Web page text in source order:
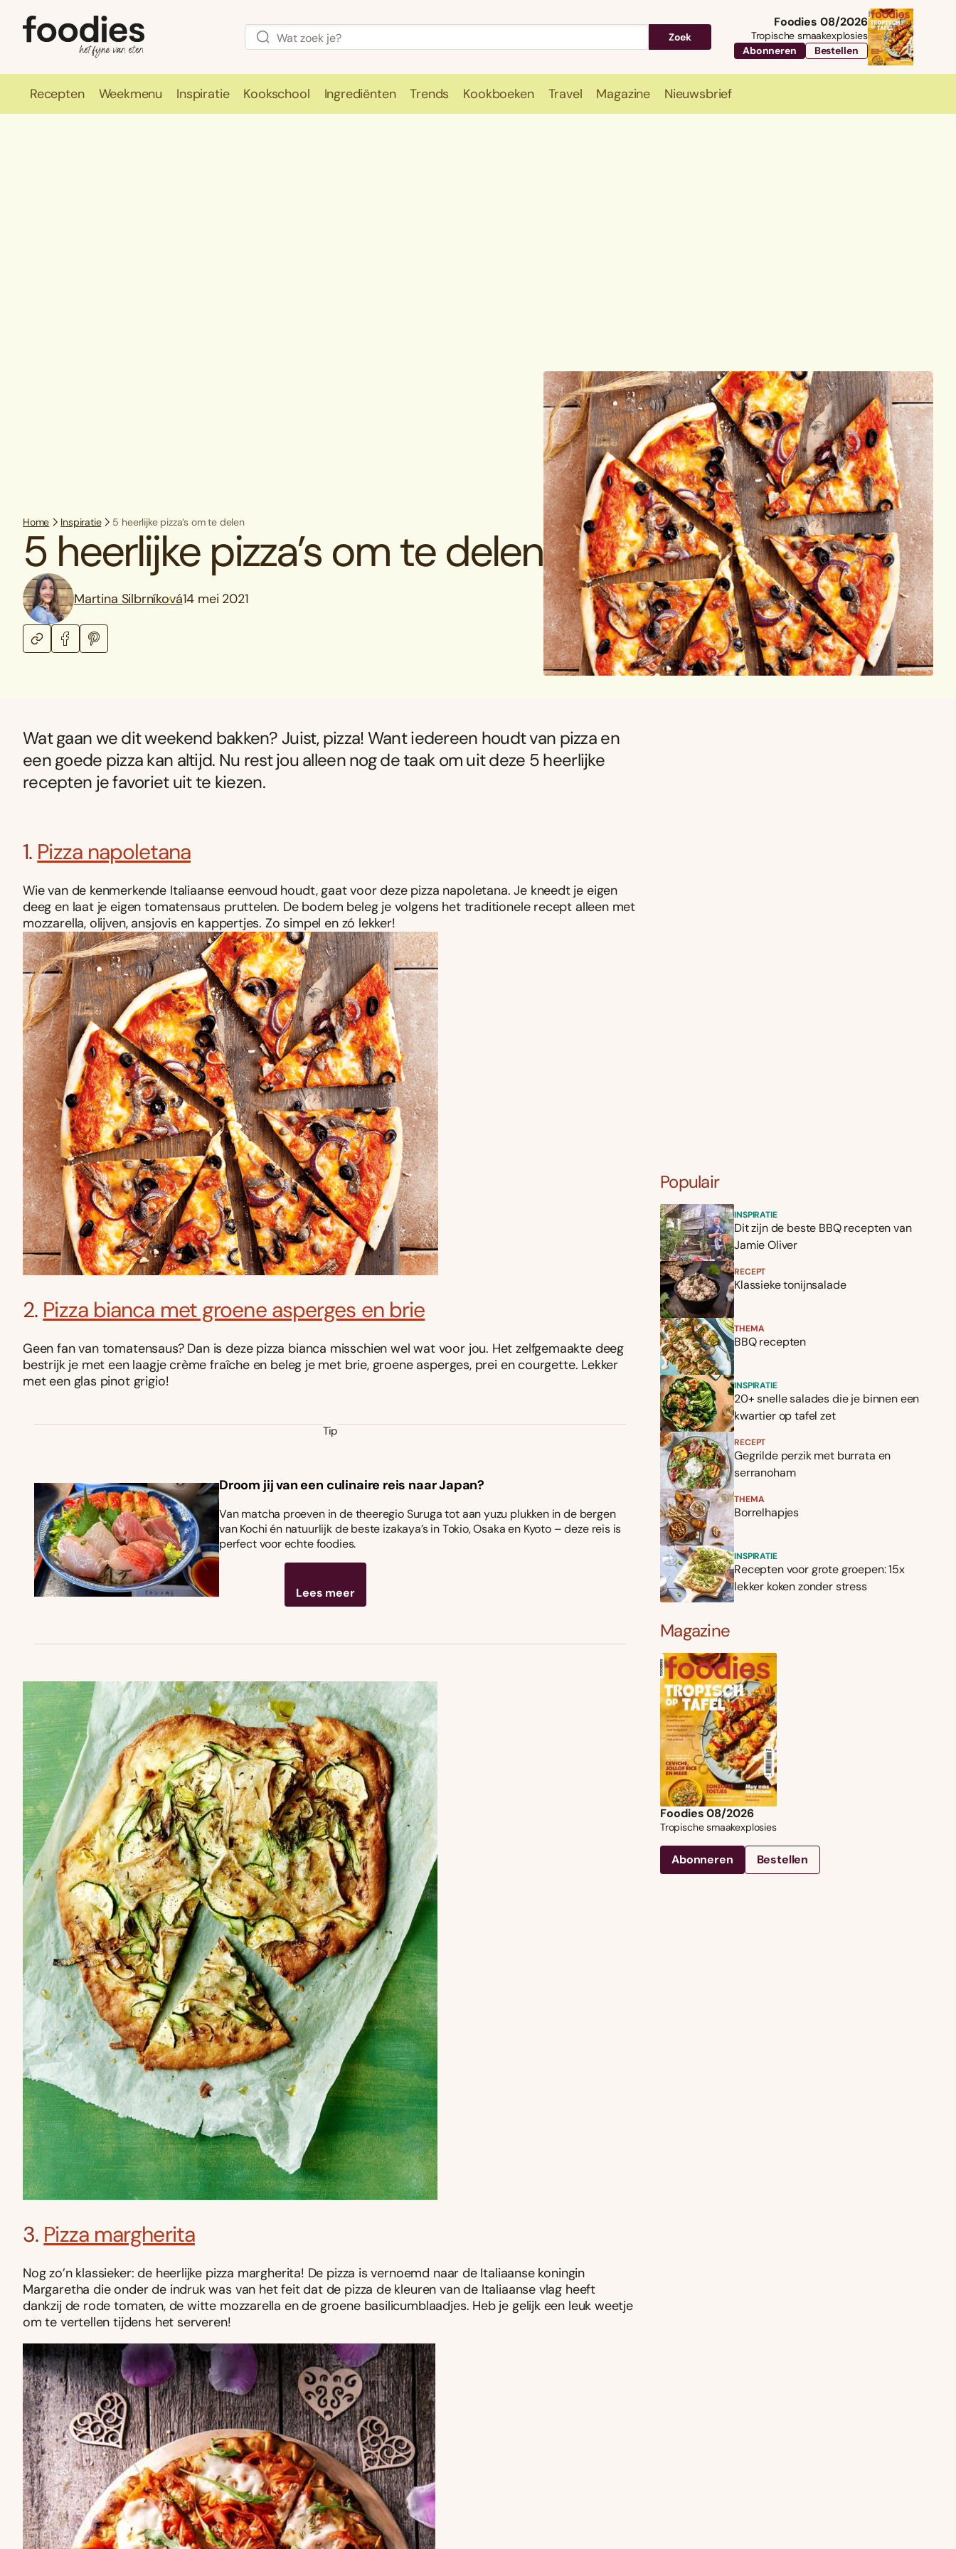
Zoek
Foodies 08/2026
Tropische smaakexplosies
Abonneren
Bestellen
Recepten Weekmenu Inspiratie Kookschool Ingrediënten Trends Kookboeken Travel Magazine Nieuwsbrief
Home Inspiratie 5 heerlijke pizza’s om te delen
5 heerlijke pizza’s om te delen
Martina Silbrníková14 mei 2021
Wat gaan we dit weekend bakken? Juist, pizza! Want iedereen houdt van pizza en
een goede pizza kan altijd. Nu rest jou alleen nog de taak om uit deze 5 heerlijke
recepten je favoriet uit te kiezen.
1. Pizza napoletana
Wie van de kenmerkende Italiaanse eenvoud houdt, gaat voor deze pizza napoletana. Je kneedt je eigen
deeg en laat je eigen tomatensaus pruttelen. De bodem beleg je volgens het traditionele recept alleen met
mozzarella, olijven, ansjovis en kappertjes. Zo simpel en zó lekker!
2. Pizza bianca met groene asperges en brie
Geen fan van tomatensaus? Dan is deze pizza bianca misschien wel wat voor jou. Het zelfgemaakte deeg
bestrijk je met een laagje crème fraîche en beleg je met brie, groene asperges, prei en courgette. Lekker
met een glas pinot grigio!
Tip
Droom jij van een culinaire reis naar Japan?
Van matcha proeven in de theeregio Suruga tot aan yuzu plukken in de bergen
van Kochi én natuurlijk de beste izakaya’s in Tokio, Osaka en Kyoto – deze reis is
perfect voor echte foodies.
Lees meer
3. Pizza margherita
Nog zo’n klassieker: de heerlijke pizza margherita! De pizza is vernoemd naar de Italiaanse koningin
Margaretha die onder de indruk was van het feit dat de pizza de kleuren van de Italiaanse vlag heeft
dankzij de rode tomaten, de witte mozzarella en de groene basilicumblaadjes. Heb je gelijk een leuk weetje
om te vertellen tijdens het serveren!
Populair
INSPIRATIE
Dit zijn de beste BBQ recepten van
Jamie Oliver
RECEPT
Klassieke tonijnsalade
THEMA
BBQ recepten
INSPIRATIE
20+ snelle salades die je binnen een
kwartier op tafel zet
RECEPT
Gegrilde perzik met burrata en
serranoham
THEMA
Borrelhapjes
INSPIRATIE
Recepten voor grote groepen: 15x
lekker koken zonder stress
Magazine
Foodies 08/2026
Tropische smaakexplosies
Abonneren Bestellen